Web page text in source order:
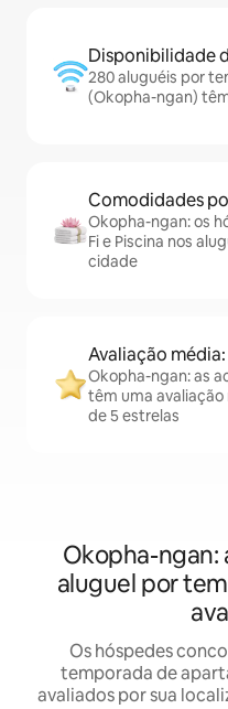
Disponibilidade
280 aluguéis por
(Okopha-ngan)
Comodidades
Okopha-ngan: os
Fi e Piscina nos
cidade
Avaliação média:
Okopha-ngan: as
têm uma avaliação
de 5 estrelas
Okopha-ngan:
aluguel por
Os hóspedes
temporada de
avaliados por sua